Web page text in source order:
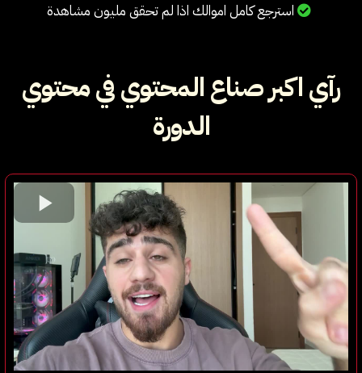
استرجع كامل اموالك اذا لم تحقق مليون مشاهدة
رآي اكبر صناع المحتوي في محتوي
الدورة